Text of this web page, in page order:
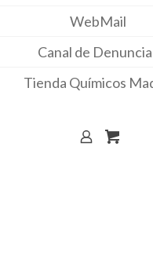
WebMail
Canal de
Tienda Químicos